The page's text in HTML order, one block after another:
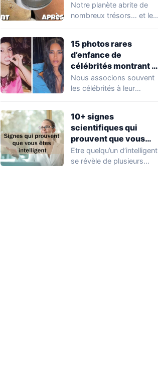
avantages pour la
peau à connaître
Notre planète abrite de
nombreux trésors… et les
15 photos rares
d’enfance de
célébrités montrant à
quel point elles ont
changé au fil du temps
Nous associons souvent
les célébrités à leur
10+ signes
scientifiques qui
prouvent que vous
êtes plus intelligent
que vous ne le pensez
Etre quelqu’un d’intelligent
se révèle de plusieurs